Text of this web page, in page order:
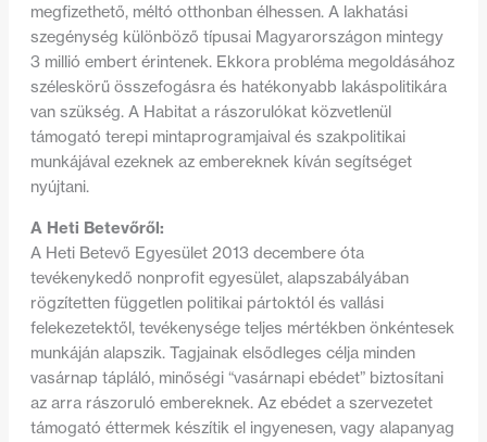
megfizethető, méltó otthonban élhessen. A lakhatási
szegénység különböző típusai Magyarországon mintegy
3 millió embert érintenek. Ekkora probléma megoldásához
széleskörű összefogásra és hatékonyabb lakáspolitikára
van szükség. A Habitat a rászorulókat közvetlenül
támogató terepi mintaprogramjaival és szakpolitikai
munkájával ezeknek az embereknek kíván segítséget
nyújtani.
A Heti Betevőről:
A Heti Betevő Egyesület 2013 decembere óta
tevékenykedő nonprofit egyesület, alapszabályában
rögzítetten független politikai pártoktól és vallási
felekezetektől, tevékenysége teljes mértékben önkéntesek
munkáján alapszik. Tagjainak elsődleges célja minden
vasárnap tápláló, minőségi “vasárnapi ebédet” biztosítani
az arra rászoruló embereknek. Az ebédet a szervezetet
támogató éttermek készítik el ingyenesen, vagy alapanyag